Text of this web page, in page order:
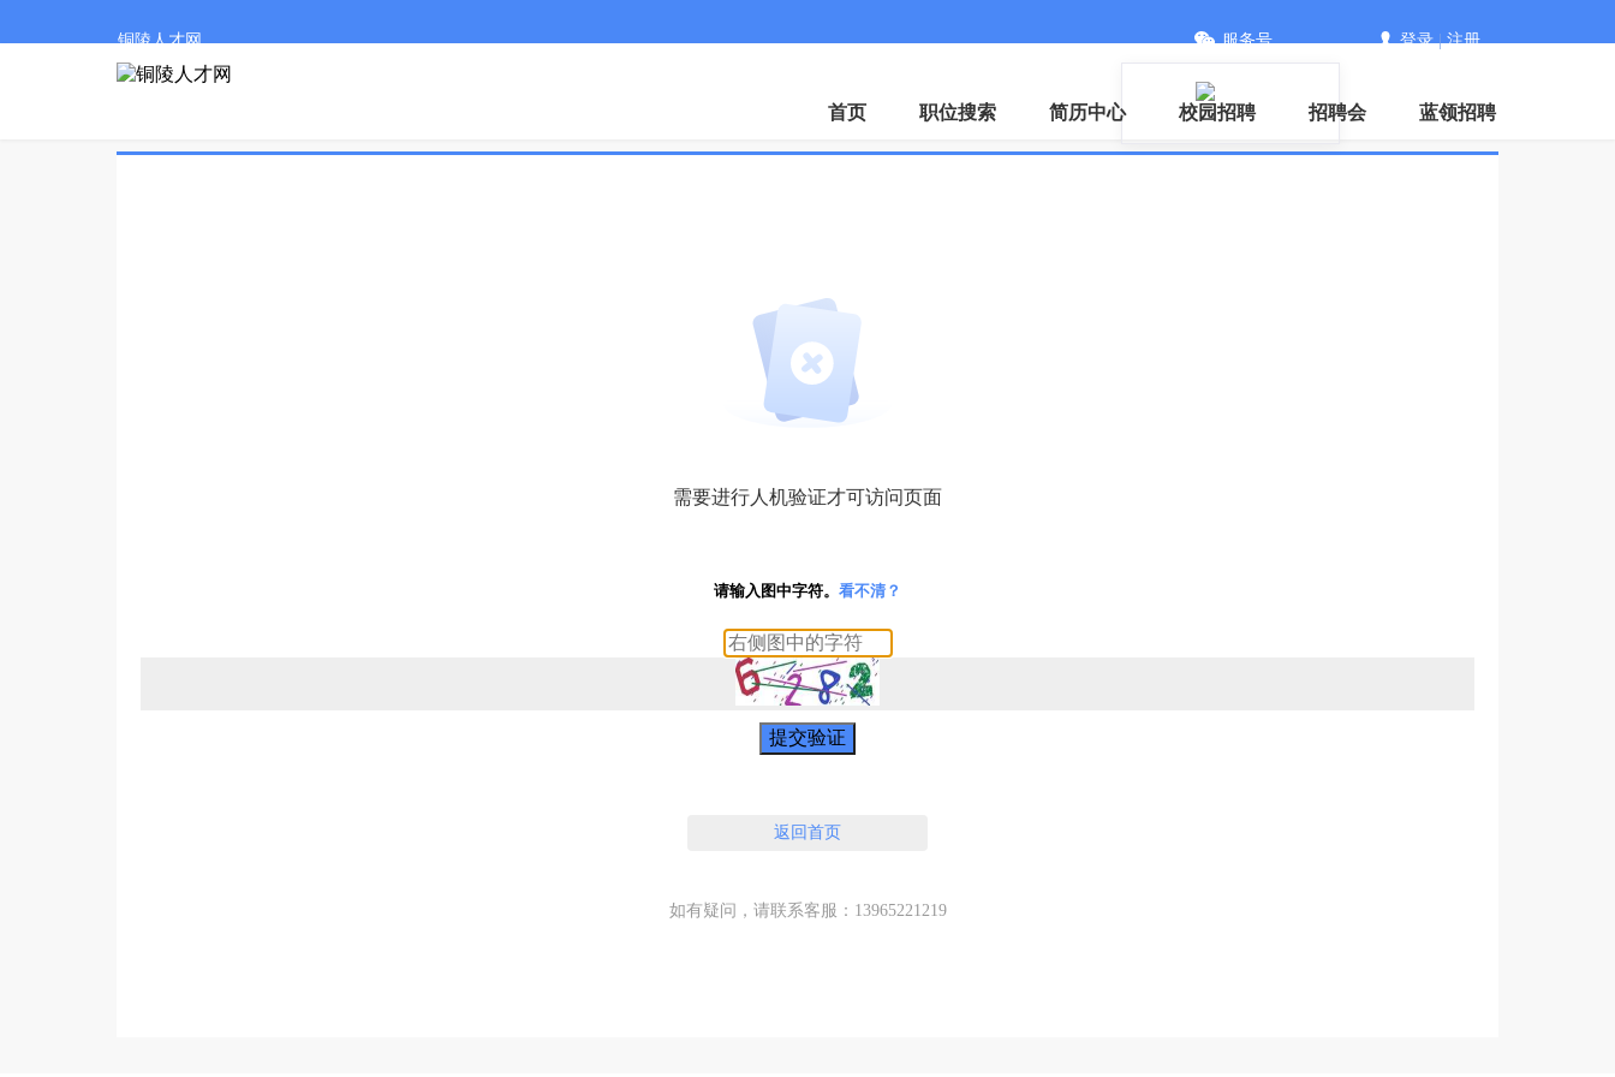
铜陵人才网
客服微信
服务号 登录|注册
首页 职位搜索 简历中心 校园招聘 招聘会 蓝领招聘
需要进行人机验证才可访问页面
请输入图中字符。 看不清？
提交验证
返回首页
如有疑问，请联系客服：13965221219